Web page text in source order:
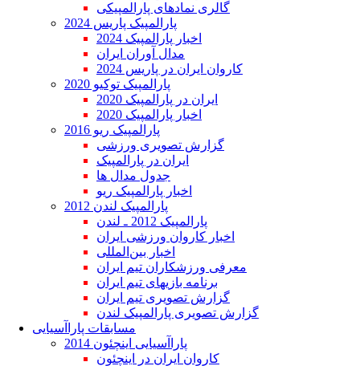
گالری نمادهای پارالمپیکی
پارالمپیک پاریس 2024
اخبار پارالمپیک 2024
مدال آوران ایران
کاروان ایران در پاریس 2024
پارالمپیک توکیو 2020
ایران در پارالمپیک 2020
اخبار پارالمپیک 2020
پارالمپیک ریو 2016
گزارش تصویری ورزشی
ایران در پارالمپیک
جدول مدال ها
اخبار پارالمپیک ریو
پارالمپیک لندن 2012
پارالمپیک 2012 ـ لندن
اخبار کاروان ورزشی ایران
اخبار بین‌المللی
معرفی ورزشکاران تیم ایران
برنامه بازیهای تیم ایران
گزارش تصویری تیم ایران
گزارش تصویری پارالمپیک لندن
مسابقات پاراآسیایی
پاراآسیایی اینچئون 2014
کاروان ایران در اینچئون